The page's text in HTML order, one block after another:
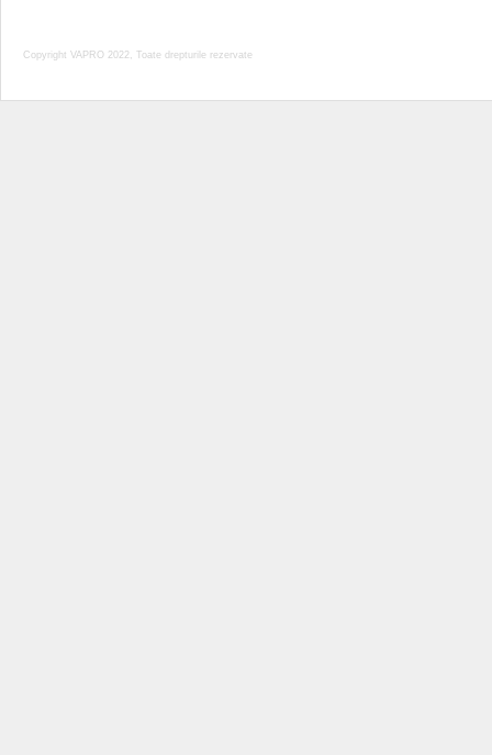
Copyright VAPRO 2022, Toate drepturile rezervate